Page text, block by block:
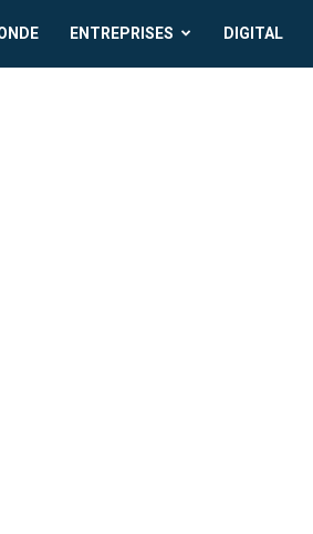
ENTREPRISES DIGITAL